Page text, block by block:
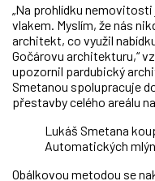
„Na prohlídku
vlakem. Myslím, že nás
architekt, co využil
Gočárovu architekturu,“
upozornil pardubický
Smetanou spolupracuje
přestavby celého areálu
Lukáš Smetana
Automatických
Obálkovou metodou se